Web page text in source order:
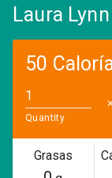
Laura
50
Quantity
Grasas